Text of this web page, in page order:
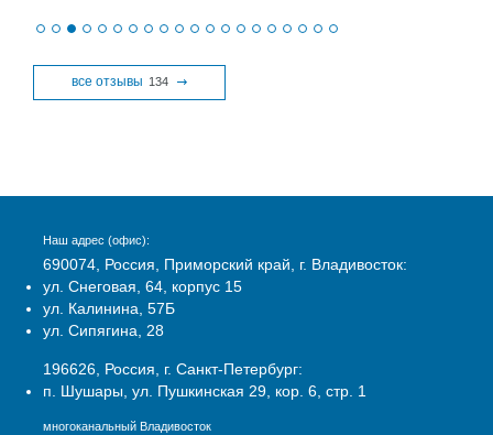
все отзывы 134
Наш адрес (офис):
690074, Россия, Приморский край, г. Владивосток:
ул. Снеговая, 64, корпус 15
ул. Калинина, 57Б
ул. Сипягина, 28
196626, Россия, г. Санкт-Петербург:
п. Шушары, ул. Пушкинская 29, кор. 6, стр. 1
многоканальный Владивосток